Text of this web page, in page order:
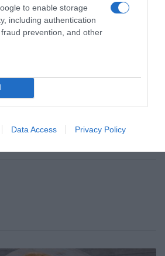
to enable storage
including authentication
prevention, and other
Data Access Privacy Policy